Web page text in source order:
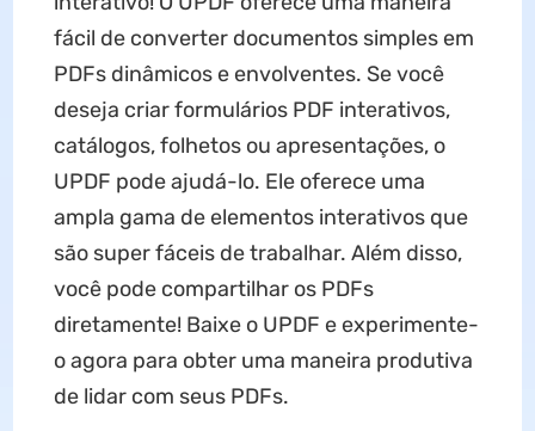
fácil de converter documentos simples em
PDFs dinâmicos e envolventes. Se você
deseja criar formulários PDF interativos,
catálogos, folhetos ou apresentações, o
UPDF pode ajudá-lo. Ele oferece uma
ampla gama de elementos interativos que
são super fáceis de trabalhar. Além disso,
você pode compartilhar os PDFs
diretamente! Baixe o UPDF e experimente-
o agora para obter uma maneira produtiva
de lidar com seus PDFs.